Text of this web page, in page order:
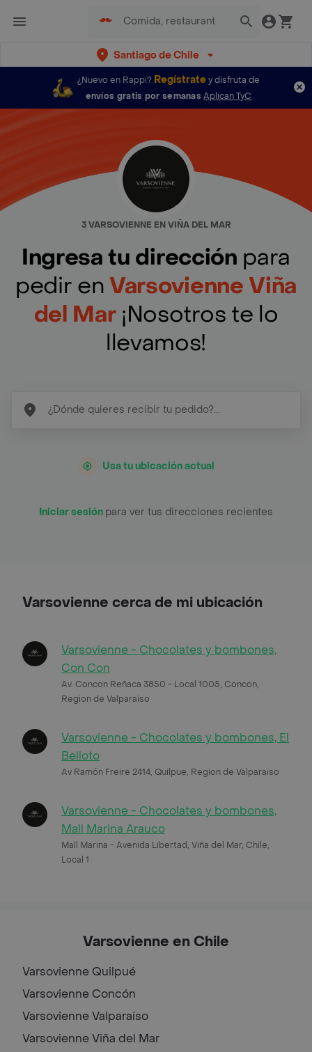
Santiago de Chile
¿Nuevo en Rappi? Regístratey disfruta de
envíos gratis por semanas Aplican TyC
3 VARSOVIENNE EN VIÑA DEL MAR
Ingresa tu dirección para
pedir enVarsovienne Viña
del Mar¡Nosotros te lo
llevamos!
Usa tu ubicación actual
Iniciar sesión para ver tus direcciones recientes
Varsovienne cerca de mi ubicación
Varsovienne - Chocolates y bombones,
Con Con
Av. Concon Reñaca 3850 - Local 1005, Concon,
Region de Valparaiso
Varsovienne - Chocolates y bombones, El
Belloto
Av Ramón Freire 2414, Quilpue, Region de Valparaiso
Varsovienne - Chocolates y bombones,
Mall Marina Arauco
Mall Marina - Avenida Libertad, Viña del Mar, Chile,
Local 1
Varsovienne en Chile
Varsovienne Quilpué
Varsovienne Concón
VarsovienneValparaíso
VarsovienneViña del Mar